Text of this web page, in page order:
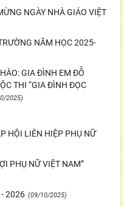
NGÀY NHÀ GIÁO VIỆT
NĂM HỌC 2025-
GIA ĐÌNH EM ĐỖ
THI “GIA ĐÌNH ĐỌC
2025)
HỘI LIÊN HIỆP PHỤ NỮ
PHỤ NỮ VIỆT NAM”
2026 (09/10/2025)